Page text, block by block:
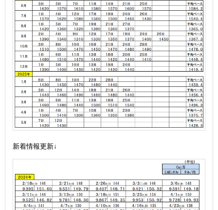
新着情報更新↓